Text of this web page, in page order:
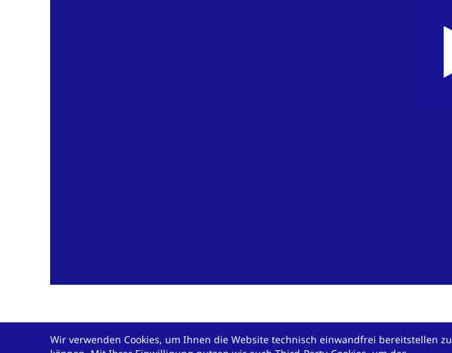
Wir verwenden Cookies, um Ihnen die Website technisch einwandfrei bereitstellen zu